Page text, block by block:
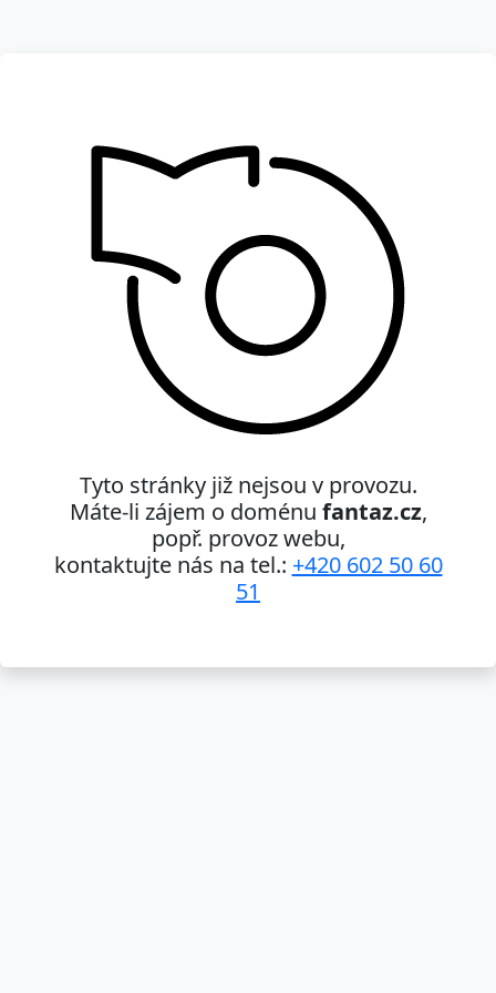
Tyto stránky již nejsou v provozu.
Máte-li zájem o doménu fantaz.cz,
popř. provoz webu,
kontaktujte nás na tel.: +420 602 50 60
51